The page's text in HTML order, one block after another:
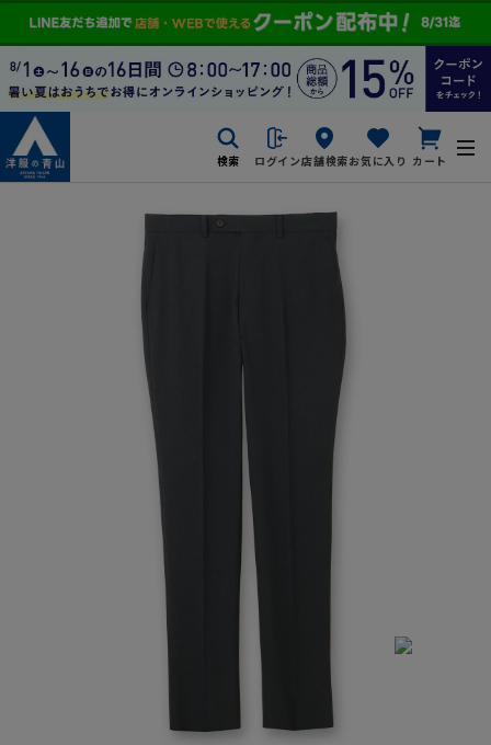
検索 ログイン店舗検索お気に入り カート